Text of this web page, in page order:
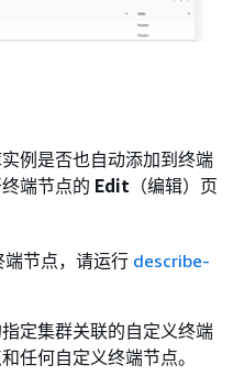
例是否也自动添加到终端
端节点的 Edit （编辑）页
端节点，请运行 describe-
定集群关联的自定义终端
任何自定义终端节点。